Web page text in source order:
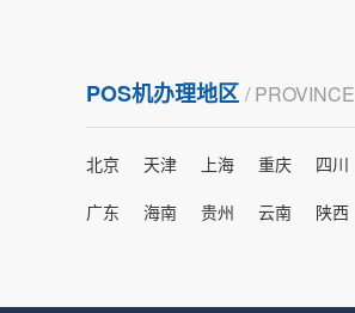
很满意！
POS机办理地区 / PROVINCE
北京 天津 上海 重庆 四川
广东
海南 贵州 云南 陕西